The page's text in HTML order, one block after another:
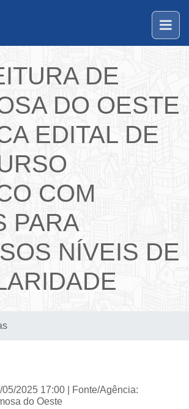
DE
DO OESTE
EDITAL DE
COM
PARA
NÍVEIS DE
2025 17:00 | Fonte/Agência:
do Oeste